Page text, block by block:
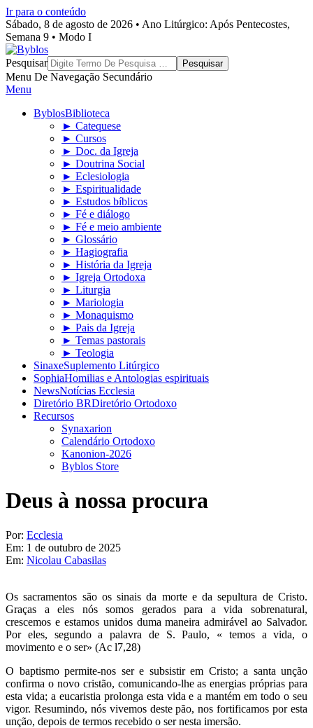
Ir para o conteúdo
Sábado, 8 de agosto de 2026 • Ano Litúrgico: Após Pentecostes,
Semana 9 • Modo I
Byblos
Pesquisar
Menu De Navegação Secundário
Menu
ByblosBiblioteca
► Catequese
► Cursos
► Doc. da Igreja
► Doutrina Social
► Eclesiologia
► Espiritualidade
► Estudos bíblicos
► Fé e diálogo
► Fé e meio ambiente
► Glossário
► Hagiografia
► História da Igreja
► Igreja Ortodoxa
► Liturgia
► Mariologia
► Monaquismo
► Pais da Igreja
► Temas pastorais
► Teologia
SinaxeSuplemento Litúrgico
SophiaHomilias e Antologias espirituais
NewsNotícias Ecclesia
Diretório BRDiretório Ortodoxo
Recursos
Synaxarion
Calendário Ortodoxo
Kanonion-2026
Byblos Store
Deus à nossa procura
Por: Ecclesia
Em: 1 de outubro de 2025
Em: Nicolau Cabasilas
Os sacramentos são os sinais da morte e da sepultura de Cristo.
Graças a eles nós somos gerados para a vida sobrenatural,
crescemos e estamos unidos duma maneira admirável ao Salvador.
Por eles, segundo a palavra de S. Paulo, « temos a vida, o
movimento e o ser» (Ac l7,28)
O baptismo permite-nos ser e subsistir em Cristo; a santa unção
confirma o novo cristão, comunicando-lhe as energias próprias para
esta vida; a eucaristia prolonga esta vida e a mantém em todo o seu
vigor. Resumindo, nós vivemos deste pão, nos fortificamos por esta
unção, depois de termos recebido o ser nesta imersão.